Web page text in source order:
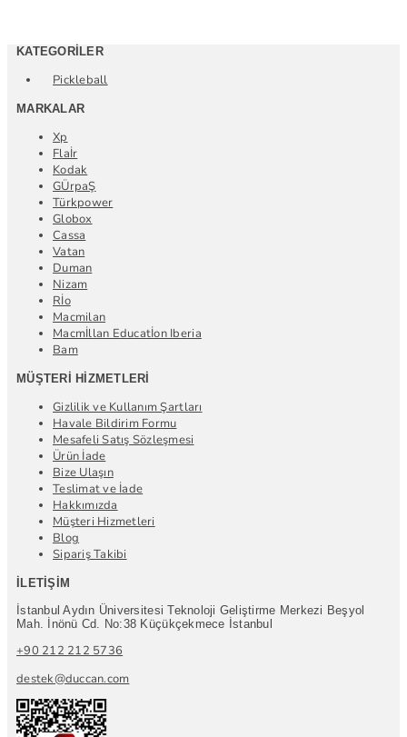
KATEGORILER
Pickleball
MARKALAR
Xp
Flaİr
Kodak
GÜrpaŞ
Türkpower
Globox
Cassa
Vatan
Duman
Nizam
Rİo
Macmilan
Macmİllan Educatİon Iberia
Bam
MÜŞTERI HIZMETLERI
Gizlilik ve Kullanım Şartları
Havale Bildirim Formu
Mesafeli Satış Sözleşmesi
Ürün İade
Bize Ulaşın
Teslimat ve İade
Hakkımızda
Müşteri Hizmetleri
Blog
Sipariş Takibi
İLETIŞIM
İstanbul Aydın Üniversitesi Teknoloji Geliştirme Merkezi Beşyol
Mah. İnönü Cd. No:38 Küçükçekmece İstanbul
+90 212 212 5736
destek@duccan.com